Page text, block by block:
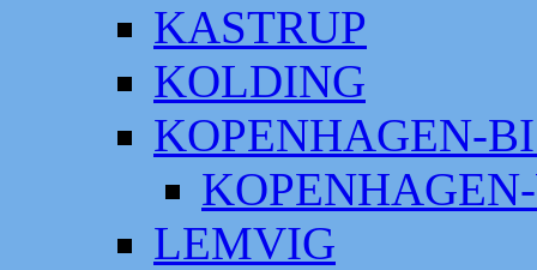
KASTRUP
KOLDING
KOPENHAGEN-
LEMVIG